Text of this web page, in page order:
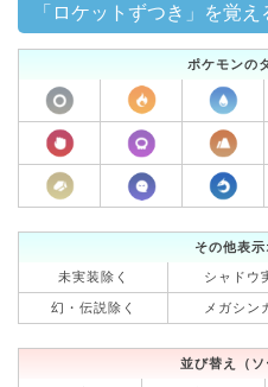
「ロケットずつき」を覚
ポケモンの
その他表
未実装除く シャドウ
幻・伝説除く メガシン
並び替え（